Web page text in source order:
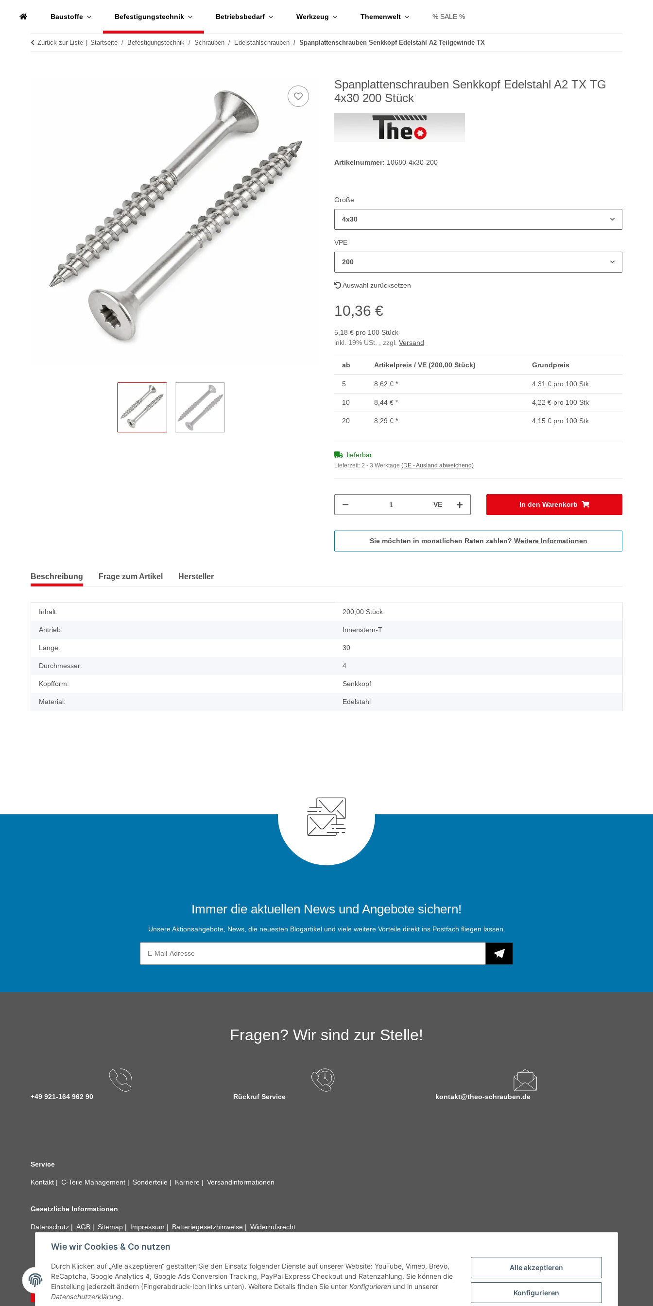
Alle akzeptieren
Konfigurieren
Wie wir Cookies & Co nutzen
Durch Klicken auf „Alle akzeptieren“ gestatten Sie den Einsatz folgender Dienste auf unserer Website: YouTube, Vimeo, Brevo,
ReCaptcha, Google Analytics 4, Google Ads Conversion Tracking, PayPal Express Checkout und Ratenzahlung. Sie können die
Einstellung jederzeit ändern (Fingerabdruck-Icon links unten). Weitere Details finden Sie unter Konfigurieren und in unserer
Datenschutzerklärung.
Baustoffe Befestigungstechnik Betriebsbedarf Werkzeug Themenwelt % SALE %
Zurück zur Liste Startseite Befestigungstechnik Schrauben Edelstahlschrauben Spanplattenschrauben Senkkopf Edelstahl A2 Teilgewinde TX
Spanplattenschrauben Senkkopf Edelstahl A2 TX TG
4x30 200 Stück
Artikelnummer: 10680-4x30-200
Größe
4x30
VPE
200
Auswahl zurücksetzen
10,36 €
5,18 € pro 100 Stück
inkl. 19% USt. , zzgl. Versand
ab Artikelpreis / VE (200,00 Stück) Grundpreis
5 8,62 € * 4,31 € pro 100 Stk
10 8,44 € * 4,22 € pro 100 Stk
20 8,29 € * 4,15 € pro 100 Stk
lieferbar
Lieferzeit: 2 - 3 Werktage (DE - Ausland abweichend)
VE In den Warenkorb
Sie möchten in monatlichen Raten zahlen? Weitere Informationen
Beschreibung Frage zum Artikel Hersteller
Produkteigenschaft
Wert
Inhalt: 200,00 Stück
Antrieb: Innenstern-T
Länge: 30
Durchmesser: 4
Kopfform: Senkkopf
Material: Edelstahl
Immer die aktuellen News und Angebote sichern!
Unsere Aktionsangebote, News, die neuesten Blogartikel und viele weitere Vorteile direkt ins Postfach fliegen lassen.
Fragen? Wir sind zur Stelle!
+49 921-164 962 90 Rückruf Service kontakt@theo-schrauben.de
Service
Kontakt C-Teile Management Sonderteile Karriere Versandinformationen
Gesetzliche Informationen
Datenschutz AGB Sitemap Impressum Batteriegesetzhinweise Widerrufsrecht
unseren Kundenservice. Abbildungen der Artikel können beispielhaft sein und vom Produkt abweichen.
Vertrag widerrufen